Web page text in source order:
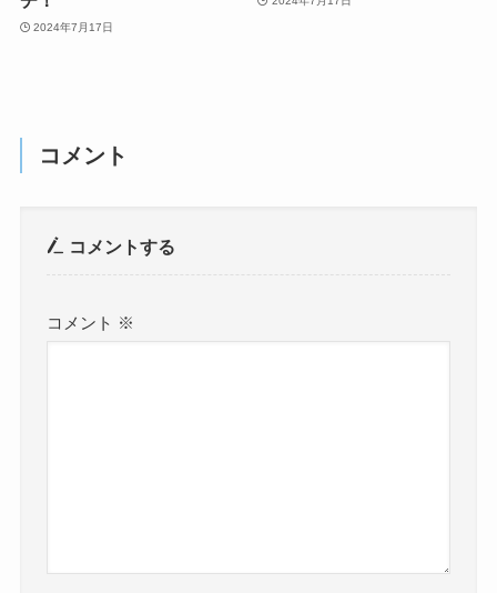
2024年7月17日
コメント
コメントする
コメント ※